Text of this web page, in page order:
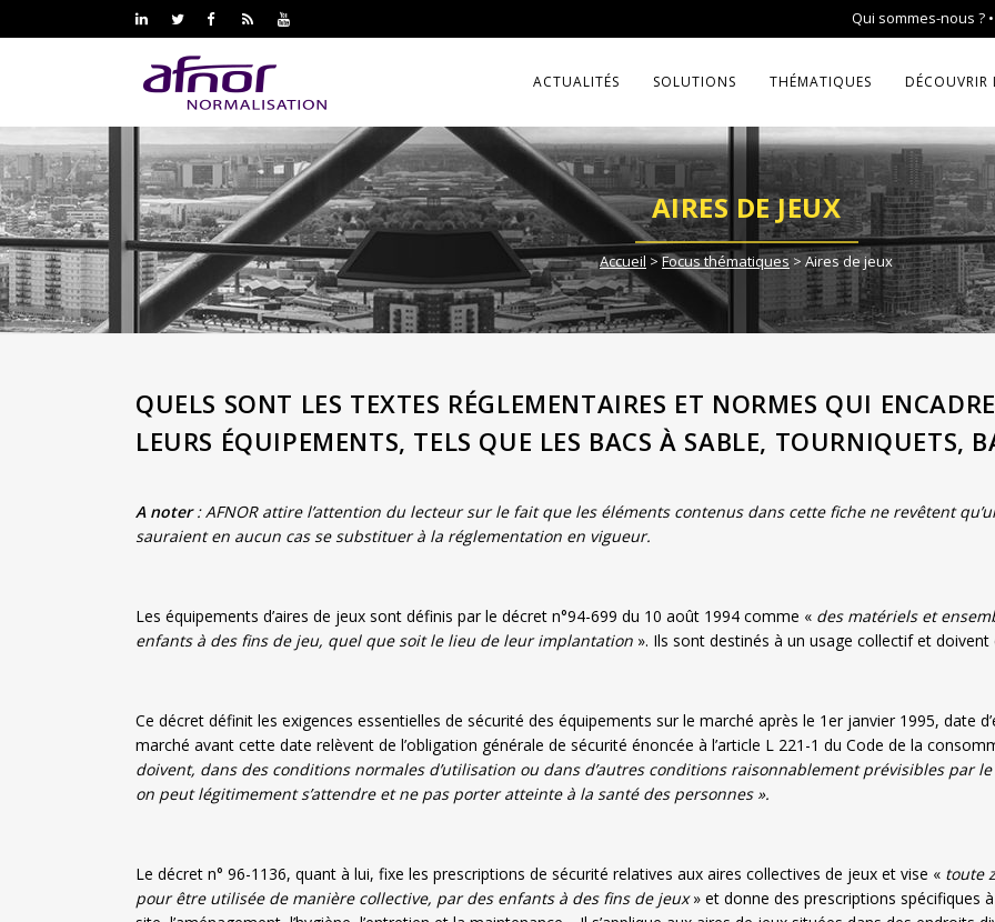
Qui sommes-nous ?•
ACTUALITÉS SOLUTIONS THÉMATIQUES DÉCOUVRIR
AIRES DE JEUX
Accueil >Focus thématiques> Aires de jeux
QUELS SONT LES TEXTES RÉGLEMENTAIRES ET NORMES QUI
LEURS ÉQUIPEMENTS, TELS QUE LES BACS À SABLE, TOURNIQUETS,
A noter: AFNOR attire l’attention du lecteur sur le fait que les éléments contenus dans cette fiche ne revêtent
sauraient en aucun cas se substituer à la réglementation en vigueur.
Les équipements d’aires de jeux sont définis par le décret n°94-699 du 10 août 1994 comme « des matériels et
enfants à des fins de jeu, quel que soit le lieu de leur implantation ». Ils sont destinés à un usage collectif et doivent
Ce décret définit les exigences essentielles de sécurité des équipements sur le marché après le 1er janvier 1995, date
marché avant cette date relèvent de l’obligation générale de sécurité énoncée à l’article L 221-1 du Code de la
doivent, dans des conditions normales d’utilisation ou dans d’autres conditions raisonnablement prévisibles par
on peut légitimement s’attendre et ne pas porter atteinte à la santé des personnes ».
Le décret n° 96-1136, quant à lui, fixe les prescriptions de sécurité relatives aux aires collectives de jeux et vise « toute
pour être utilisée de manière collective, par des enfants à des fins de jeux» et donne des prescriptions spécifiques